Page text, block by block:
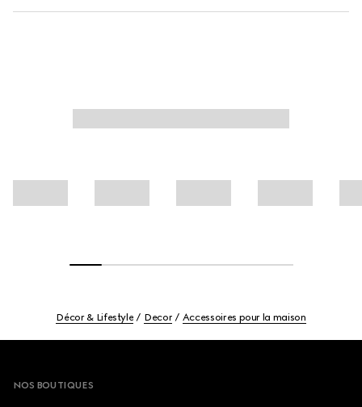
Décor & Lifestyle Decor Accessoires pour la maison
NOS BOUTIQUES